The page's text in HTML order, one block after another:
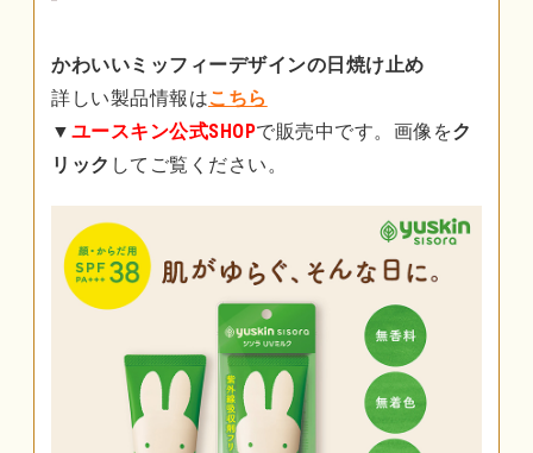
かわいいミッフィーデザインの日焼け止め
詳しい製品情報はこちら
▼ ユースキン公式SHOPで販売中です。画像をク
リック してご覧ください。